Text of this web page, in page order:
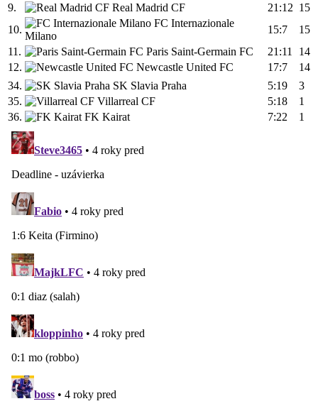
9.
Real Madrid CF 21:12 15
10.
FC Internazionale
Milano
15:7
15
11.
Paris Saint-Germain FC 21:11
14
12.
Newcastle United FC 17:7
14
34.
SK Slavia Praha 5:19
3
35.
Villarreal CF 5:18
1
36.
FK Kairat 7:22 1